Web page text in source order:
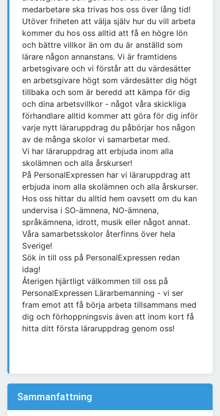
medarbetare ska trivas hos oss över lång tid!
Utöver friheten att välja själv hur du vill arbeta
kommer du hos oss alltid att få en högre lön
och bättre villkor än om du är anställd som
lärare någon annanstans. Vi är framtidens
arbetsgivare och vi förstår att du värdesätter
en arbetsgivare högt som värdesätter dig högt
tillbaka och som är beredd att kämpa för dig
och dina arbetsvillkor - något våra skickliga
förhandlare alltid kommer att göra för dig inför
varje nytt läraruppdrag du påbörjar hos någon
av de många skolor vi samarbetar med.
Vi har läraruppdrag att erbjuda inom alla
skolämnen och alla årskurser!
På PersonalExpressen har vi läraruppdrag att
erbjuda inom alla skolämnen och alla årskurser.
Hos oss hittar du alltid hem oavsett om du kan
undervisa i SO-ämnena, NO-ämnena,
språkämnena, idrott, musik eller något annat.
Våra samarbetsskolor återfinns över hela
Sverige!
Sök in till oss på PersonalExpressen redan
idag!
Återigen hjärtligt välkommen till oss på
PersonalExpressen Lärarbemanning - vi ser
fram emot att få börja arbeta tillsammans med
dig och förhoppningsvis även att inom kort få
hitta ditt första läraruppdrag genom oss!
Sammanfattning